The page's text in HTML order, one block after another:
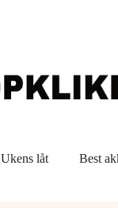
Ukens låt Best